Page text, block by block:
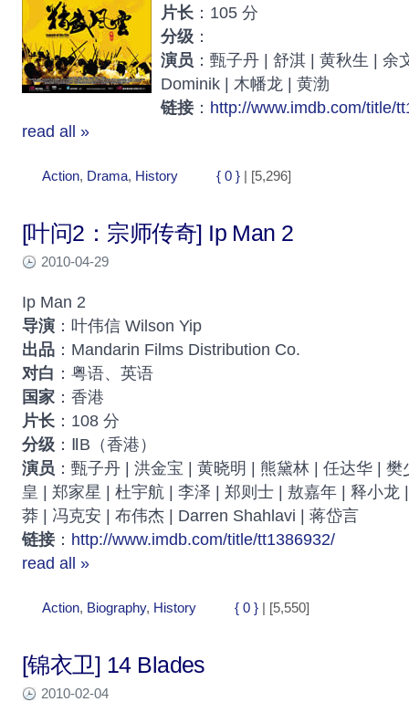
片长 ：105 分
分级 ：
演员 ：甄子丹 | 舒淇 | 黄秋生 | 余
Dominik | 木幡龙 | 黄渤
链接 ： http://www.imdb.com/title/
read all »
Action, Drama, History { 0 } | [5,296]
[叶问2：宗师传奇] Ip Man 2
2010-04-29
Ip Man 2
导演 ：叶伟信 Wilson Yip
出品 ：Mandarin Films Distribution Co.
对白 ：粤语、英语
国家 ：香港
片长 ：108 分
分级 ：ⅡB（香港）
演员 ：甄子丹 | 洪金宝 | 黄晓明 | 熊黛林 | 任达华 | 樊
皇 | 郑家星 | 杜宇航 | 李泽 | 郑则士 | 敖嘉年 | 释小龙
莽 | 冯克安 | 布伟杰 | Darren Shahlavi | 蒋岱言
链接 ： http://www.imdb.com/title/tt1386932/
read all »
Action, Biography, History { 0 } | [5,550]
[锦衣卫] 14 Blades
2010-02-04